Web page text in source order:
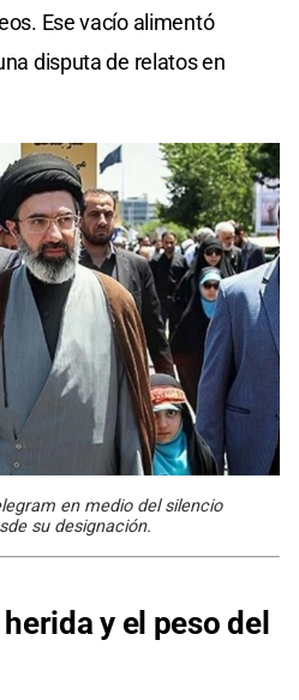
Ese vacío alimentó
disputa de relatos en
en medio del silencio
su designación.
y el peso del